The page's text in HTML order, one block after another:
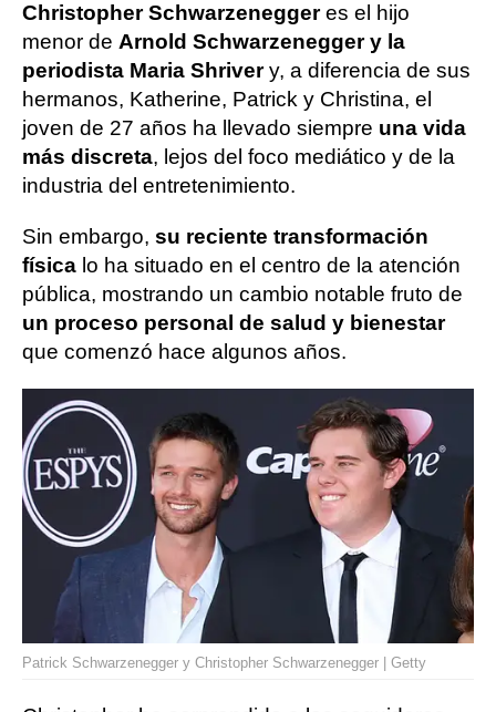
Christopher Schwarzeneggeres el hijo
menor de Arnold Schwarzenegger y la
periodista Maria Shrivery, a diferencia de sus
hermanos, Katherine, Patrick y Christina, el
joven de 27 años ha llevado siempre una vida
más discreta, lejos del foco mediático y de la
industria del entretenimiento.
Sin embargo, su reciente transformación
física lo ha situado en el centro de la atención
pública, mostrando un cambio notable fruto de
un proceso personal de salud y bienestar
que comenzó hace algunos años.
Patrick Schwarzenegger y Christopher Schwarzenegger | Getty